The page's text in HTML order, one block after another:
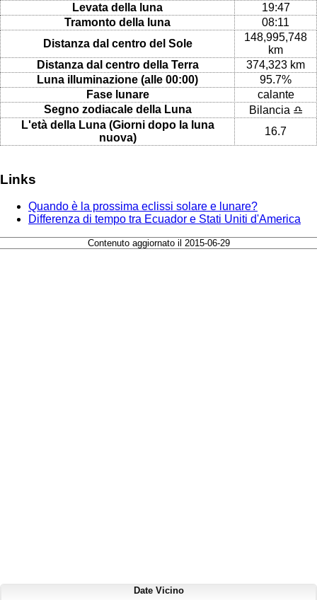
Levata della luna
19:47
Tramonto della luna
08:11
Distanza dal centro del Sole
148,995,748
km
Distanza dal centro della Terra
374,323 km
Luna illuminazione (alle 00:00)
95.7%
Fase lunare
calante
Segno zodiacale della Luna
Bilancia ♎
L'età della Luna (Giorni dopo la luna
nuova)
16.7
Links
Quando è la prossima eclissi solare e lunare?
Differenza di tempo tra Ecuador e Stati Uniti d'America
Contenuto aggiornato il 2015-06-29
Date Vicino